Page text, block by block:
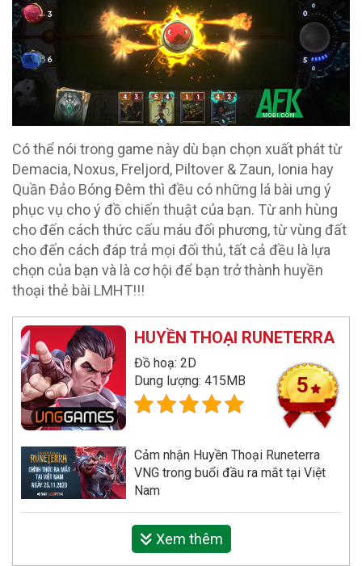
Có thể nói trong game này dù bạn chọn xuất phát từ
Demacia, Noxus, Freljord, Piltover & Zaun, Ionia hay
Quần Đảo Bóng Đêm thì đều có những lá bài ưng ý
phục vụ cho ý đồ chiến thuật của bạn. Từ anh hùng
cho đến cách thức cấu máu đối phương, từ vùng đất
cho đến cách đáp trả mọi đối thủ, tất cả đều là lựa
chọn của bạn và là cơ hội để bạn trở thành huyền
thoại thẻ bài LMHT!!!
HUYỀN THOẠI RUNETERRA
Đồ hoạ: 2D
Dung lượng: 415MB
5
Cảm nhận Huyền Thoại Runeterra
VNG trong buổi đầu ra mắt tại Việt
Nam
Xem thêm